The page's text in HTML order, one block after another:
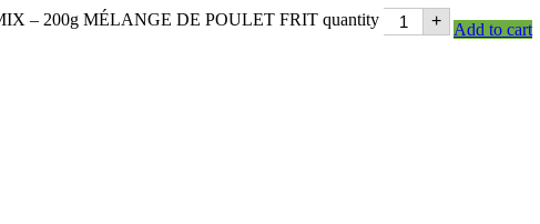
– 200g MÉLANGE DE POULET FRIT quantity +
Add to cart